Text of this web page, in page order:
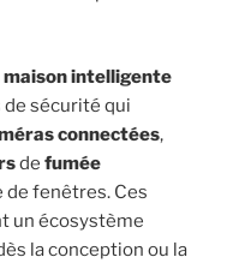
maison intelligente
sécurité qui
connectées,
de fumée
de fenêtres. Ces
un écosystème
la conception ou la